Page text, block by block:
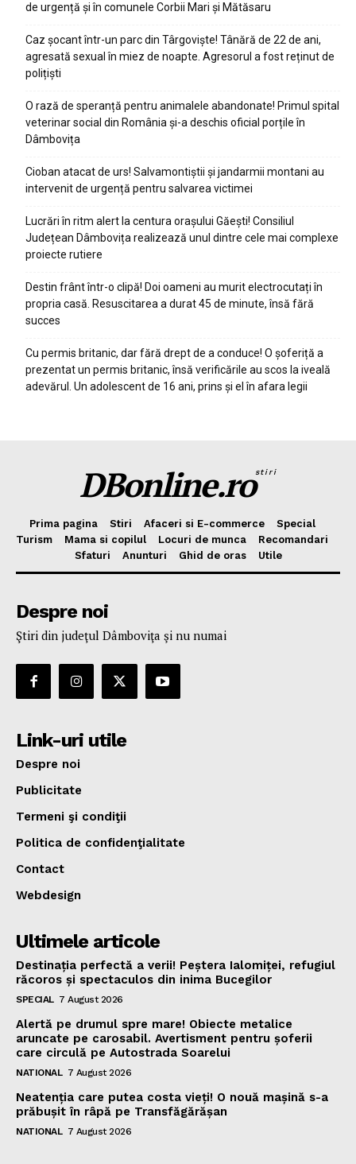
de urgență și în comunele Corbii Mari și Mătăsaru
Caz șocant într-un parc din Târgoviște! Tânără de 22 de ani,
agresată sexual în miez de noapte. Agresorul a fost reținut de
polițiști
O rază de speranță pentru animalele abandonate! Primul spital
veterinar social din România și-a deschis oficial porțile în
Dâmbovița
Cioban atacat de urs! Salvamontiștii și jandarmii montani au
intervenit de urgență pentru salvarea victimei
Lucrări în ritm alert la centura orașului Găești! Consiliul
Județean Dâmbovița realizează unul dintre cele mai complexe
proiecte rutiere
Destin frânt într-o clipă! Doi oameni au murit electrocutați în
propria casă. Resuscitarea a durat 45 de minute, însă fără
succes
Cu permis britanic, dar fără drept de a conduce! O șoferiță a
prezentat un permis britanic, însă verificările au scos la iveală
adevărul. Un adolescent de 16 ani, prins și el în afara legii
DBonline.rostiri
Prima pagina Stiri Afaceri si E-commerce
Special
Turism
Mama si copilul Locuri de munca
Recomandari
Sfaturi
Anunturi Ghid de oras Utile
Despre noi
Ştiri din judeţul Dâmboviţa şi nu numai
Link-uri utile
Despre noi
Publicitate
Termeni şi condiţii
Politica de confidenţialitate
Contact
Webdesign
Ultimele articole
Destinația perfectă a verii! Peștera Ialomiței, refugiul
răcoros și spectaculos din inima Bucegilor
SPECIAL 7 August 2026
Alertă pe drumul spre mare! Obiecte metalice
aruncate pe carosabil. Avertisment pentru șoferii
care circulă pe Autostrada Soarelui
NATIONAL 7 August 2026
Neatenția care putea costa vieți! O nouă mașină s-a
prăbușit în râpă pe Transfăgărășan
NATIONAL 7 August 2026